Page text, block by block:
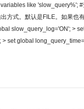
like 'slow_query%';
方式。默认是FILE。如果也
slow_query_log='ON'; >
set global